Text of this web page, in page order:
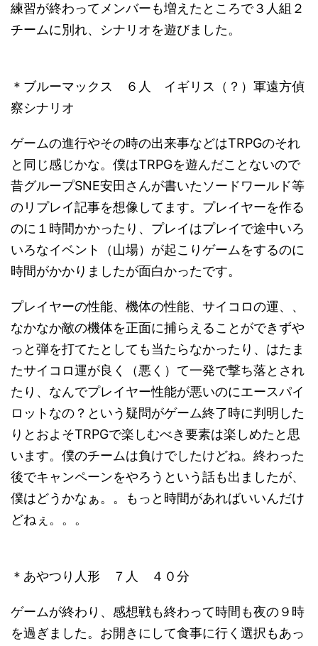
練習が終わってメンバーも増えたところで３人組２
チームに別れ、シナリオを遊びました。
＊ブルーマックス ６人 イギリス（？）軍遠方偵
察シナリオ
ゲームの進行やその時の出来事などはTRPGのそれ
と同じ感じかな。僕はTRPGを遊んだことないので
昔グループSNE安田さんが書いたソードワールド等
のリプレイ記事を想像してます。プレイヤーを作る
のに１時間かかったり、プレイはプレイで途中いろ
いろなイベント（山場）が起こりゲームをするのに
時間がかかりましたが面白かったです。
プレイヤーの性能、機体の性能、サイコロの運、、
なかなか敵の機体を正面に捕らえることができずや
っと弾を打てたとしても当たらなかったり、はたま
たサイコロ運が良く（悪く）て一発で撃ち落とされ
たり、なんでプレイヤー性能が悪いのにエースパイ
ロットなの？という疑問がゲーム終了時に判明した
りとおよそTRPGで楽しむべき要素は楽しめたと思
います。僕のチームは負けでしたけどね。終わった
後でキャンペーンをやろうという話も出ましたが、
僕はどうかなぁ。。もっと時間があればいいんだけ
どねぇ。。。
＊あやつり人形 ７人 ４０分
ゲームが終わり、感想戦も終わって時間も夜の９時
を過ぎました。お開きにして食事に行く選択もあっ